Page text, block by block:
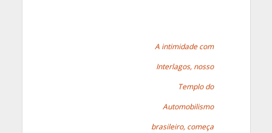
A intimidade com
Interlagos, nosso
Templo do
Automobilismo
brasileiro, começa